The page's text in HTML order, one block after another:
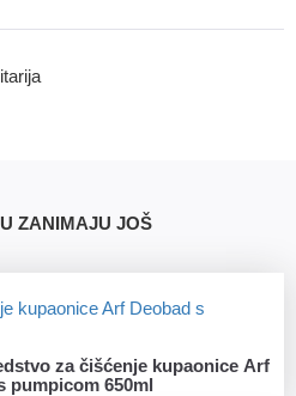
ZANIMAJU JOŠ
za čišćenje kupaonice Arf
pumpicom 650ml